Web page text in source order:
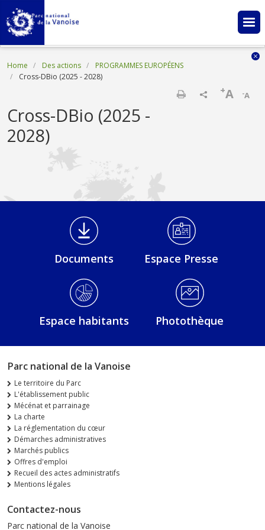
Skip to main content
Breadcrumb
Home Des actions
PROGRAMMES EUROPÉENS
Cross-DBio (2025 - 2028)
-A
+A
Cross-DBio (2025 -
2028)
Médiathèque Footer
Documents Espace Presse
Espace habitants Photothèque
Parc national de la Vanoise
Le territoire du Parc
L'établissement public
Mécénat et parrainage
La charte
La réglementation du cœur
Démarches administratives
Marchés publics
Offres d'emploi
Recueil des actes administratifs
Mentions légales
Contactez-nous
Parc national de la Vanoise